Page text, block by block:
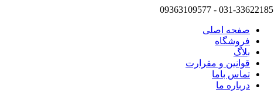
031-33622185 - 09363109577
صفحه اصلی
فروشگاه
بلاگ
قوانین و مقرارت
تماس باما
درباره ما